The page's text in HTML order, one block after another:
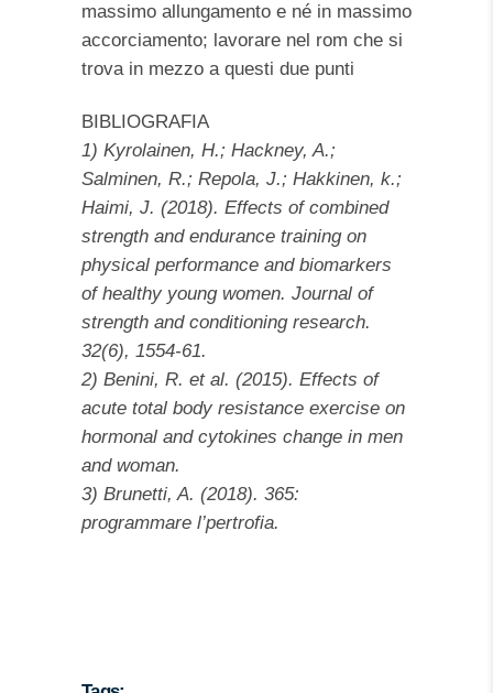
massimo allungamento e né in massimo
accorciamento; lavorare nel rom che si
trova in mezzo a questi due punti
BIBLIOGRAFIA
1) Kyrolainen, H.; Hackney, A.;
Salminen, R.; Repola, J.; Hakkinen, k.;
Haimi, J. (2018). Effects of combined
strength and endurance training on
physical performance and biomarkers
of healthy young women. Journal of
strength and conditioning research.
32(6), 1554-61.
2) Benini, R. et al. (2015). Effects of
acute total body resistance exercise on
hormonal and cytokines change in men
and woman.
3) Brunetti, A. (2018). 365:
programmare l’pertrofia.